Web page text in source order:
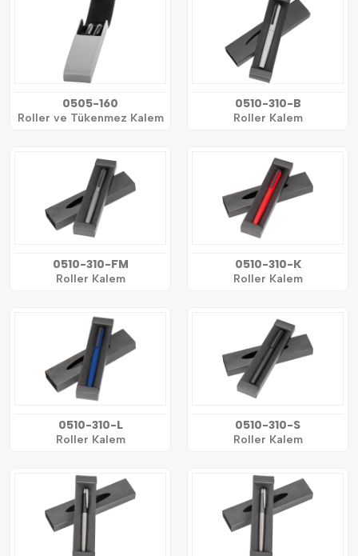
0505-160
Roller ve Tükenmez Kalem
0510-310-B
Roller Kalem
0510-310-FM
Roller Kalem
0510-310-K
Roller Kalem
0510-310-L
Roller Kalem
0510-310-S
Roller Kalem